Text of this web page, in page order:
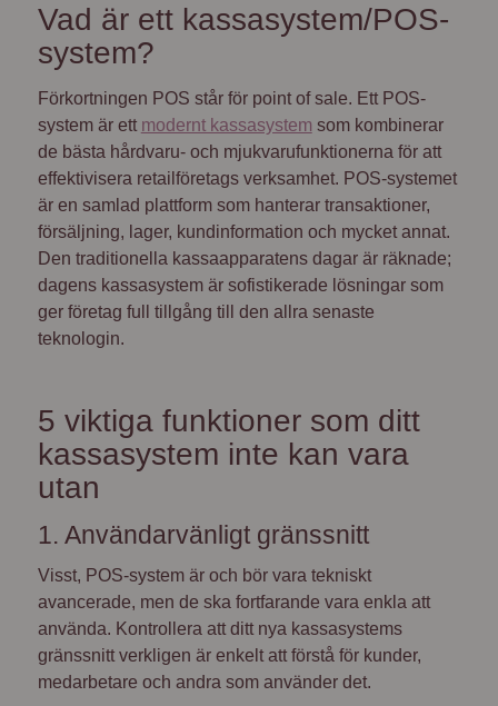
Vad är ett kassasystem/POS-
system?
Förkortningen POS står för point of sale. Ett POS-
system är ett modernt kassasystem som kombinerar
de bästa hårdvaru- och mjukvarufunktionerna för att
effektivisera retailföretags verksamhet. POS-systemet
är en samlad plattform som hanterar transaktioner,
försäljning, lager, kundinformation och mycket annat.
Den traditionella kassaapparatens dagar är räknade;
dagens kassasystem är sofistikerade lösningar som
ger företag full tillgång till den allra senaste
teknologin.
5 viktiga funktioner som ditt
kassasystem inte kan vara
utan
1. Användarvänligt gränssnitt
Visst, POS-system är och bör vara tekniskt
avancerade, men de ska fortfarande vara enkla att
använda. Kontrollera att ditt nya kassasystems
gränssnitt verkligen är enkelt att förstå för kunder,
medarbetare och andra som använder det.